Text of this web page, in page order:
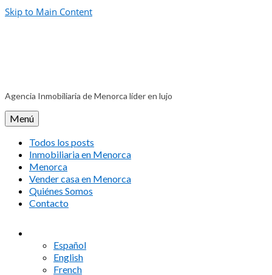
Skip to Main Content
Agencia Inmobiliaria de Menorca líder en lujo
Menú
Todos los posts
Inmobiliaria en Menorca
Menorca
Vender casa en Menorca
Quiénes Somos
Contacto
Español
English
French